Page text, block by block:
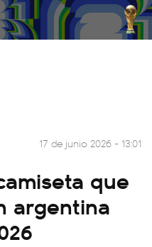
17 de junio 2026 - 13:01
que
argentina